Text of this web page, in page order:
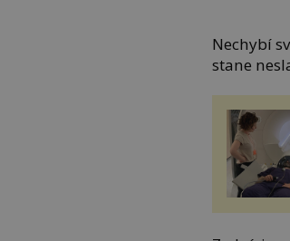
Nechybí
stane